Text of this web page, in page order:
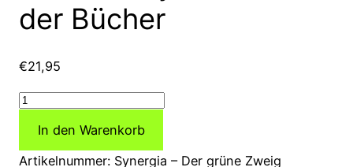
der Bücher
€21,95
Das
Bibel
Buch:
In den Warenkorb
Artikelnummer: Synergia – Der grüne Zweig